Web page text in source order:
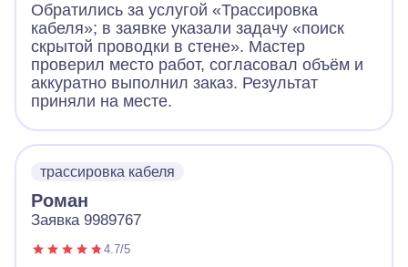
Обратились за услугой «Трассировка
кабеля»; в заявке указали задачу «поиск
скрытой проводки в стене». Мастер
проверил место работ, согласовал объём и
аккуратно выполнил заказ. Результат
приняли на месте.
трассировка кабеля
Роман
Заявка 9989767
4.7/5